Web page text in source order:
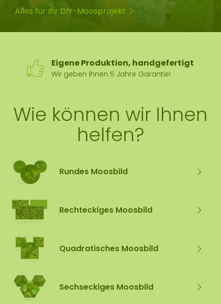
Alles für Ihr DIY-Moosprojekt
100 % Zufriedenheitsgarantie
Höchste Qualität, niedrigster Preis
Wie können wir Ihnen
helfen?
Rundes Moosbild
Rechteckiges Moosbild
Quadratisches Moosbild
Sechseckiges Moosbild